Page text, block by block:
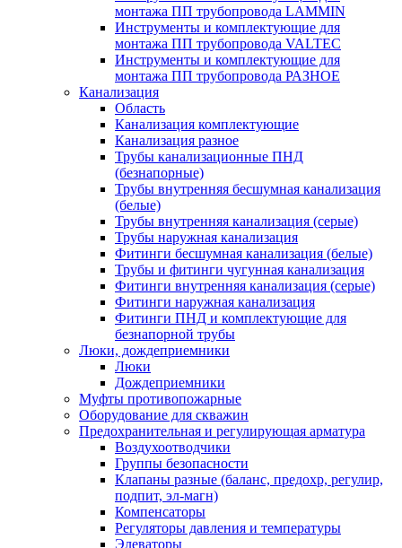
монтажа ПП трубопровода LAMMIN
Инструменты и комплектующие для
монтажа ПП трубопровода VALTEC
Инструменты и комплектующие для
монтажа ПП трубопровода РАЗНОЕ
Канализация
Область
Канализация комплектующие
Канализация разное
Трубы канализационные ПНД
(безнапорные)
Трубы внутренняя бесшумная канализация
(белые)
Трубы внутренняя канализация (серые)
Трубы наружная канализация
Фитинги бесшумная канализация (белые)
Трубы и фитинги чугунная канализация
Фитинги внутренняя канализация (серые)
Фитинги наружная канализация
Фитинги ПНД и комплектующие для
безнапорной трубы
Люки, дождеприемники
Люки
Дождеприемники
Муфты противопожарные
Оборудование для скважин
Предохранительная и регулирующая арматура
Воздухоотводчики
Группы безопасности
Клапаны разные (баланс, предохр, регулир,
подпит, эл-магн)
Компенсаторы
Регуляторы давления и температуры
Элеваторы